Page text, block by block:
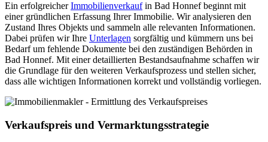
Ein erfolgreicherImmobilienverkaufin Bad Honnef beginnt mit
einer gründlichen Erfassung Ihrer Immobilie. Wir analysieren den
Zustand Ihres Objekts und sammeln alle relevanten Informationen.
Dabei prüfen wir Ihre Unterlagen sorgfältig und kümmern uns bei
Bedarf um fehlende Dokumente bei den zuständigen Behörden in
Bad Honnef. Mit einer detaillierten Bestandsaufnahme schaffen wir
die Grundlage für den weiteren Verkaufsprozess und stellen sicher,
dass alle wichtigen Informationen korrekt und vollständig vorliegen.
Verkaufspreis und Vermarktungsstrategie